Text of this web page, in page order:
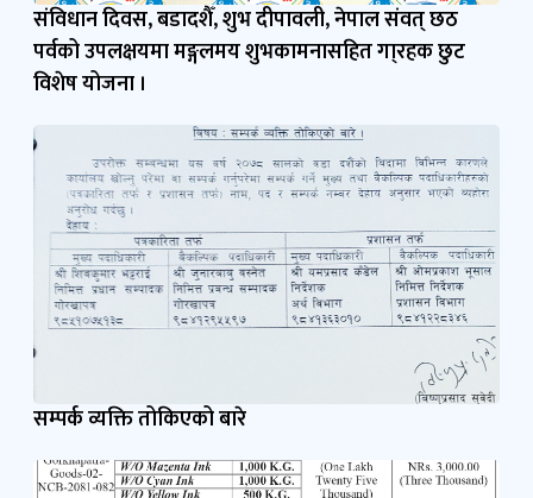
संविधान दिवस, बडादशैँ, शुभ दीपावली, नेपाल संवत् छठ
पर्वको उपलक्षयमा मङ्गलमय शुभकामनासहित गा्रहक छुट
विशेष योजना ।
सम्पर्क व्यक्ति तोकिएको बारे